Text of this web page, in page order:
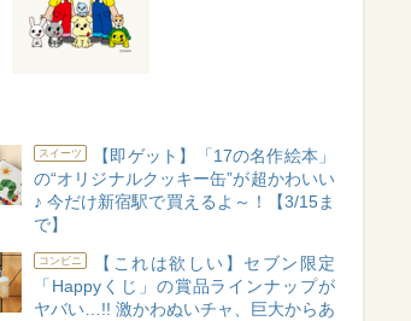
スイーツ
【即ゲット】「17の名作絵本」
の“オリジナルクッキー缶”が超かわいい
♪ 今だけ新宿駅で買えるよ～！【3/15ま
で】
コンビニ
【これは欲しい】セブン限定
「Happyくじ」の賞品ラインナップが
ヤバい…!! 激かわぬいチャ、巨大からあ